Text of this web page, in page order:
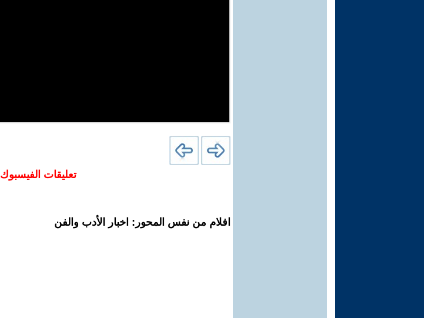
تعليقات الفيسبوك
افلام من نفس المحور: اخبار الأدب والفن